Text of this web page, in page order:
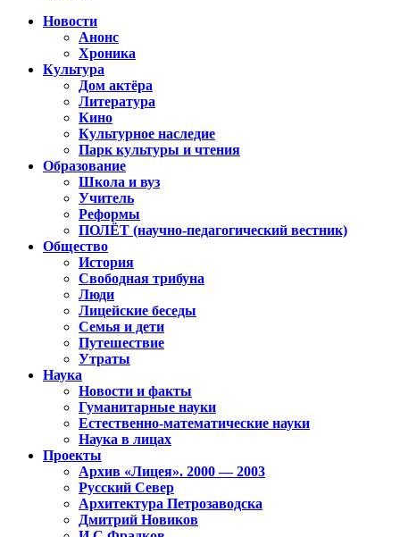
Новости
Анонс
Хроника
Культура
Дом актёра
Литература
Кино
Культурное наследие
Парк культуры и чтения
Образование
Школа и вуз
Учитель
Реформы
ПОЛЁТ (научно-педагогический вестник)
Общество
История
Свободная трибуна
Люди
Лицейские беседы
Семья и дети
Путешествие
Утраты
Наука
Новости и факты
Гуманитарные науки
Естественно-математические науки
Наука в лицах
Проекты
Архив «Лицея». 2000 — 2003
Русский Север
Архитектура Петрозаводска
Дмитрий Новиков